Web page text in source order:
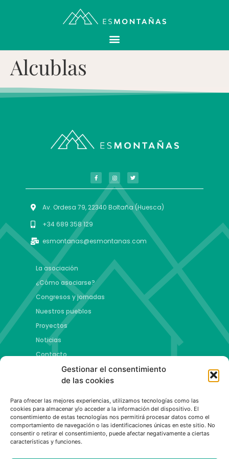
Gestionar el consentimiento
de las cookies
Para ofrecer las mejores experiencias, utilizamos tecnologías como las
cookies para almacenar y/o acceder a la información del dispositivo. El
consentimiento de estas tecnologías nos permitirá procesar datos como el
comportamiento de navegación o las identificaciones únicas en este sitio. No
consentir o retirar el consentimiento, puede afectar negativamente a ciertas
características y funciones.
Alcublas
Av. Ordesa 79, 22340 Boltaña (Huesca)
+34 689 358 129
esmontanas@esmontanas.com
La asociación
¿Cómo asociarse?
Congresos y jornadas
Nuestros pueblos
Proyectos
Noticias
Contacto
Proyectos
Copa esMontañas
Red de emprendimiento de base tecnológica
Capital Española de las Montañas